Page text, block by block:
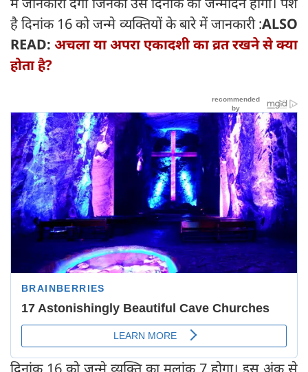
है दिनांक 16 को जन्मे व्यक्तियों के बारे में जानकारी :ALSO
READ: अचला या अपरा एकादशी का व्रत रखने से क्या
होता है?